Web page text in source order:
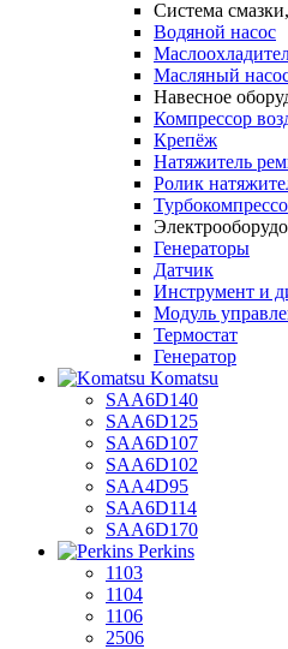
Система
Водяной насос
Масляный
Навесное
Компрессор
Крепёж
Натяжитель
Ролик
Генераторы
Датчик
Инструмент и
Модуль
Термостат
Генератор
Komatsu
SAA6D140
SAA6D125
SAA6D107
SAA6D102
SAA4D95
SAA6D114
SAA6D170
Perkins
1103
1104
1106
2506